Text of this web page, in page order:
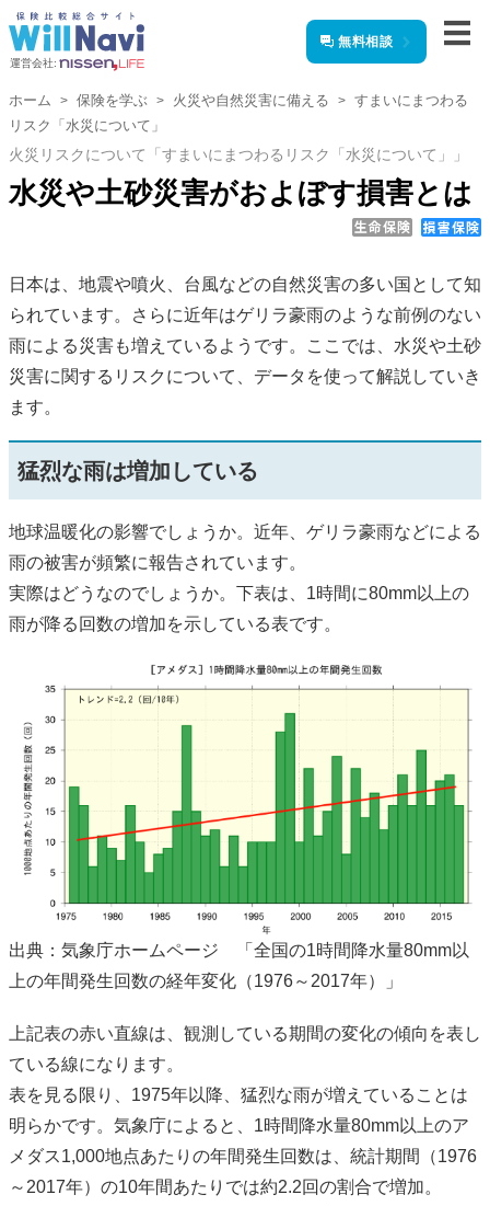
運営会社:
無料相談
ホーム 保険を学ぶ 火災や自然災害に備える
すまいにまつわる
リスク「水災について」
火災リスクについて「すまいにまつわるリスク「水災について」」
水災や土砂災害がおよぼす損害とは
日本は、地震や噴火、台風などの自然災害の多い国として知
られています。さらに近年はゲリラ豪雨のような前例のない
雨による災害も増えているようです。ここでは、水災や土砂
災害に関するリスクについて、データを使って解説していき
ます。
猛烈な雨は増加している
地球温暖化の影響でしょうか。近年、ゲリラ豪雨などによる
雨の被害が頻繁に報告されています。
実際はどうなのでしょうか。下表は、1時間に80mm以上の
雨が降る回数の増加を示している表です。
出典：気象庁ホームページ 「全国の1時間降水量80mm以
上の年間発生回数の経年変化（1976～2017年）」
上記表の赤い直線は、観測している期間の変化の傾向を表し
ている線になります。
表を見る限り、1975年以降、猛烈な雨が増えていることは
明らかです。気象庁によると、1時間降水量80mm以上のア
メダス1,000地点あたりの年間発生回数は、統計期間（1976
～2017年）の10年間あたりでは約2.2回の割合で増加。